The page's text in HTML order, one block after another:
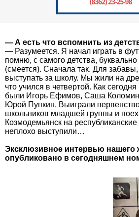
— А есть что вспомнить из
— Разумеется. Я начал играть в
помню, с самого детства,
(смеется). Сначала так. Для
выступать за школу. Мы жили на
что учился в четвертой. Как
были Игорь Ефимов, Саша
Юрой Пупкин. Выиграли
школьников младшей группы и
Козмодемьянск на
неплохо выступили…
Эксклюзивное интервью нашего
опубликовано в сегодняшнем